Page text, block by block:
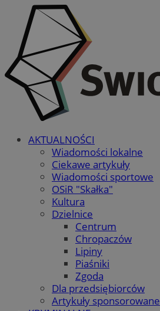
AKTUALNOŚCI
Wiadomości lokalne
Ciekawe artykuły
Wiadomości sportowe
OSiR "Skałka"
Kultura
Dzielnice
Centrum
Chropaczów
Lipiny
Piaśniki
Zgoda
Dla przedsiębiorców
Artykuły sponsorowane